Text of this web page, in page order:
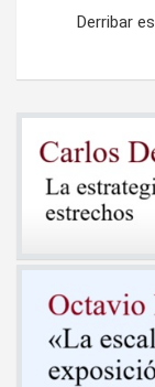
entradas
Derribar